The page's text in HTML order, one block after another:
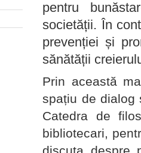
pentru
societății. În
prevenției și
sănătății
Prin această
spațiu de dialog
Catedra de
bibliotecari,